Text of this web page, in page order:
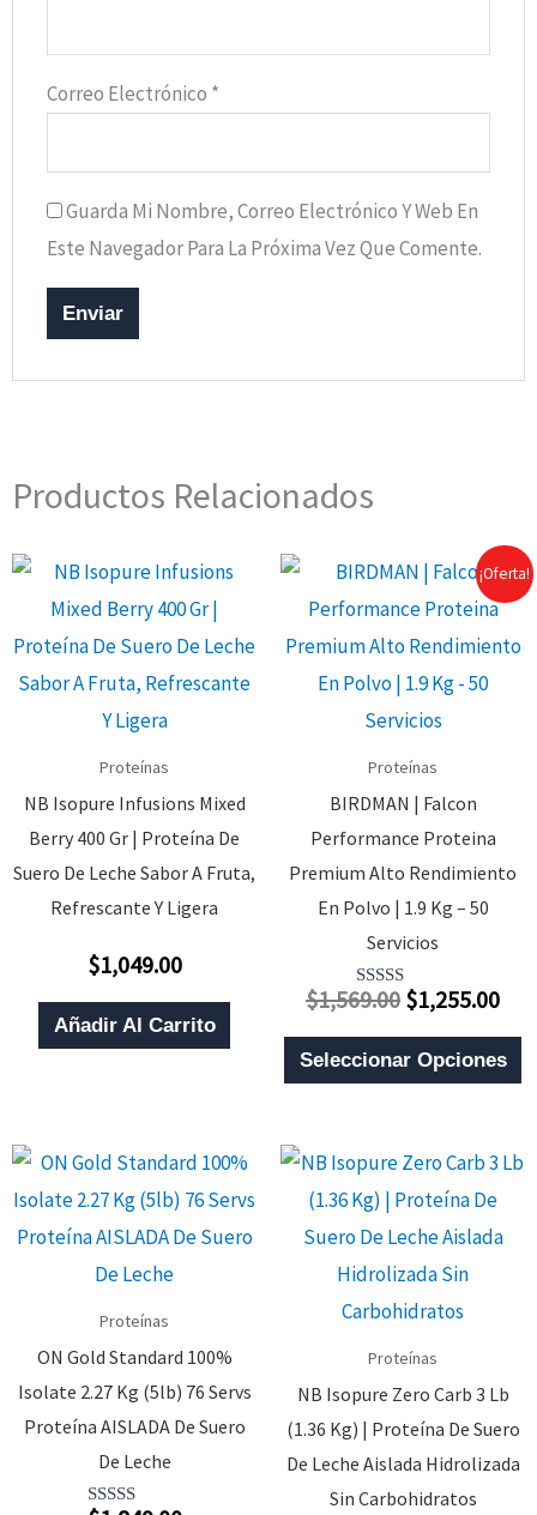
Correo Electrónico *
Guarda Mi Nombre, Correo Electrónico Y Web En
Este Navegador Para La Próxima Vez Que Comente.
Productos Relacionados
Proteínas
NB Isopure Infusions Mixed
Berry 400 Gr | Proteína De
Suero De Leche Sabor A Fruta,
Refrescante Y Ligera
Valorado
Con
0
De
5
$1,049.00
Añadir Al Carrito
¡Oferta!
Proteínas
BIRDMAN | Falcon
Performance Proteina
Premium Alto Rendimiento
En Polvo | 1.9 Kg – 50
Servicios
Valorado
4.00
$1,569.00 El
Original
Era:
$1,255.00El
Es:
Seleccionar Opciones
Proteínas
ON Gold Standard 100%
Isolate 2.27 Kg (5lb) 76 Servs
Proteína AISLADA De Suero
De Leche
Proteínas
NB Isopure Zero Carb 3 Lb
(1.36 Kg) | Proteína De Suero
De Leche Aislada Hidrolizada
Sin Carbohidratos